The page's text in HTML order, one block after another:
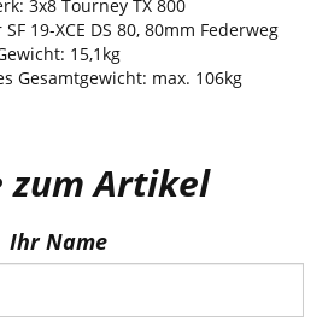
3x8 Tourney TX 800
19-XCE DS 80, 80mm Federweg
15,1kg
Gesamtgewicht: max. 106kg
zum Artikel
Ihr Name